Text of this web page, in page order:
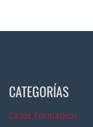
CATEGORÍAS
Ciclos Formativos